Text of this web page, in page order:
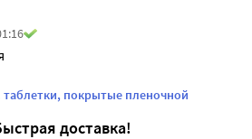
покрытые пленочной
доставка!